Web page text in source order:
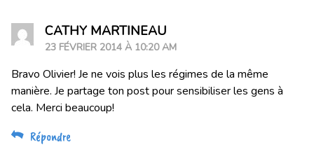
CATHY MARTINEAU
23 FÉVRIER 2014 À 10:20 AM
Bravo Olivier! Je ne vois plus les régimes de la même
manière. Je partage ton post pour sensibiliser les gens à
cela. Merci beaucoup!
Répondre